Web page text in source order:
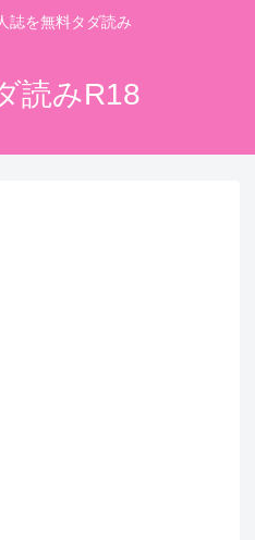
誌を無料タダ読み
読みR18